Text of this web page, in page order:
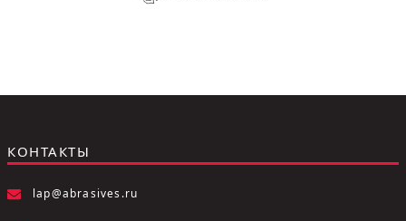
КОНТАКТЫ
lap@abrasives.ru